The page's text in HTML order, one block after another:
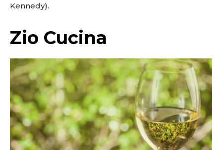
Kennedy).
Zio Cucina